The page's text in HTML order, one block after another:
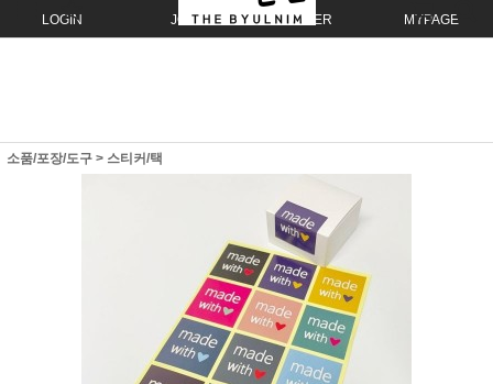
LOGIN JOIN ORDER MYPAGE
소품/포장/도구 > 스티커/택